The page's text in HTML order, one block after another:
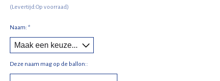
(Levertijd:Op voorraad)
Naam: *
Deze naam mag op de ballon::